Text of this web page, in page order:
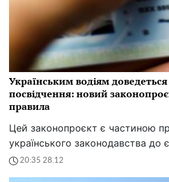
Українським водіям
посвідчення: новий
правила
Цей законопроєкт є частиною
українського законодавства до
20:35 28.12